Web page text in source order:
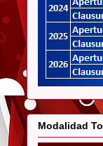
Modalidad